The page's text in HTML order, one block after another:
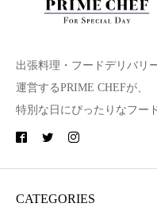
出張料理・フードデリバリ
運営するPRIME CHEFが、
特別な日にぴったりなフー
CATEGORIES